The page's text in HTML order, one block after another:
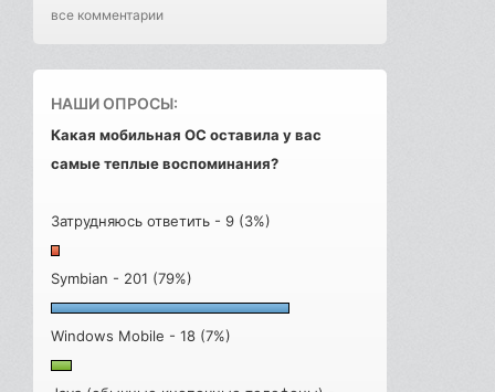
все комментарии
НАШИ ОПРОСЫ:
Какая мобильная ОС оставила у вас
самые теплые воспоминания?
Затрудняюсь ответить - 9 (3%)
Symbian - 201 (79%)
Windows Mobile - 18 (7%)